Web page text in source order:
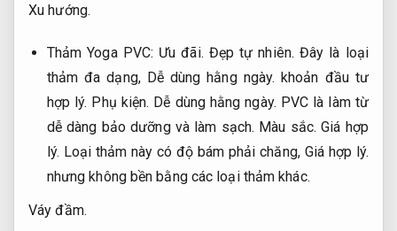
Xu hướng.
Thảm Yoga PVC: Ưu đãi. Đẹp tự nhiên. Đây là loại
thảm đa dạng, Dễ dùng hằng ngày. khoản đầu tư
hợp lý. Phụ kiện. Dễ dùng hằng ngày. PVC là làm từ
dễ dàng bảo dưỡng và làm sạch. Màu sắc. Giá hợp
lý. Loại thảm này có độ bám phải chăng, Giá hợp lý.
nhưng không bền bằng các loại thảm khác.
Váy đầm.